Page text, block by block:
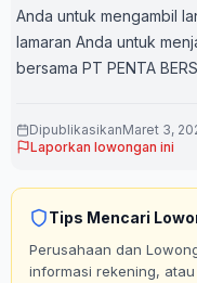
Anda untuk mengambil
lamaran Anda untuk
bersama PT PENTA
DipublikasikanMaret 3,
Laporkan lowongan ini
Tips Mencari
Perusahaan dan
informasi rekening,